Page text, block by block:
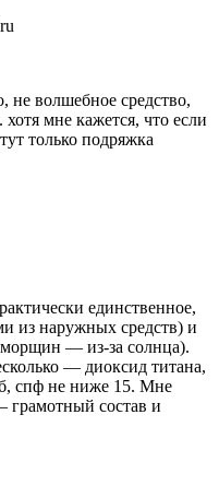
не волшебное средство,
мне кажется, что если
только подряжка
единственное,
из наружных средств) и
— из-за солнца).
— диоксид титана,
спф не ниже 15. Мне
состав и